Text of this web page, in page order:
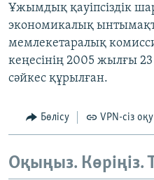
Ұжымдық қауіпсіздік
экономикалық
мемлекетаралық
кеңесінің 2005 жылғы
сәйкес құрылған.
Бөлісу VPN-сіз оқу
Оқыңыз. Көріңіз.